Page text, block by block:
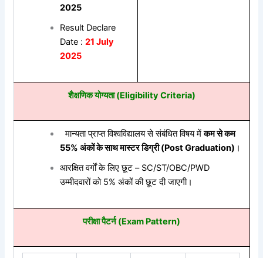
2025
Result Declare
Date : 21 July
2025
शैक्षणिक योग्यता (Eligibility Criteria)
मान्यता प्राप्त विश्वविद्यालय से संबंधित विषय मेंकम से कम
55% अंकों के साथ मास्टर डिग्री (Post Graduation) ।
आरक्षित वर्गों के लिए छूट – SC/ST/OBC/PWD
उम्मीदवारों को 5% अंकों की छूट दी जाएगी।
परीक्षा पैटर्न (Exam Pattern)